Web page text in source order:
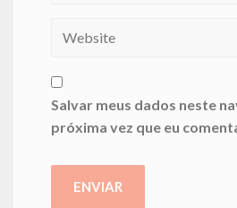
Salvar meus dados neste
próxima vez que eu